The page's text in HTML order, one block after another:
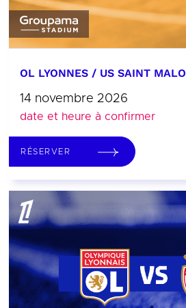
OL LYONNES / US SAINT MALO
14 novembre 2026
date et heure à confirmer
RÉSERVER